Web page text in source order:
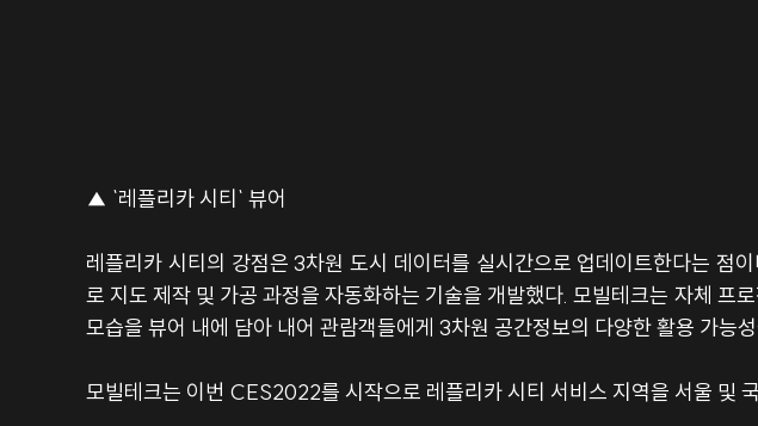
▲ `레플리카 시티` 뷰어
레플리카 시티의 강점은 3차원 도시 데이터를 실시간으로 업데이트한다는 점
로 지도 제작 및 가공 과정을 자동화하는 기술을 개발했다. 모빌테크는 자체 프
모습을 뷰어 내에 담아 내어 관람객들에게 3차원 공간정보의 다양한 활용 가능
모빌테크는 이번 CES2022를 시작으로 레플리카 시티 서비스 지역을 서울 및